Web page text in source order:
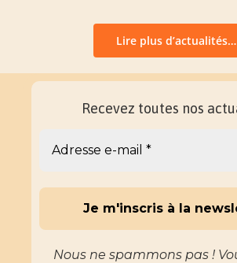
Lire plus d’actualités…
Recevez toutes nos
Nous ne spammons pas !